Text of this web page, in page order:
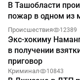
В Ташобласти
пожар в одном из
Происшествия 12389
Экс-хокиму
в получении
приговор
Криминал 10843